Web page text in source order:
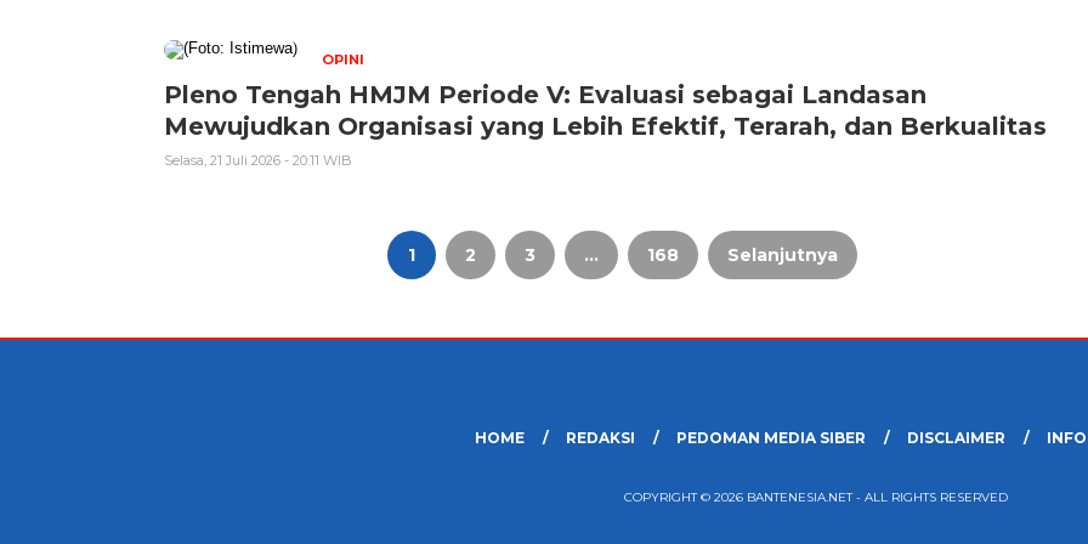
OPINI
Pleno Tengah HMJM Periode V: Evaluasi sebagai Landasan
Mewujudkan Organisasi yang Lebih Efektif, Terarah, dan Berkualitas
Selasa, 21 Juli 2026 - 20:11 WIB
1 2 3 … 168 Selanjutnya
HOME REDAKSI PEDOMAN MEDIA SIBER DISCLAIMER
COPYRIGHT © 2026 BANTENESIA.NET - ALL RIGHTS RESERVED